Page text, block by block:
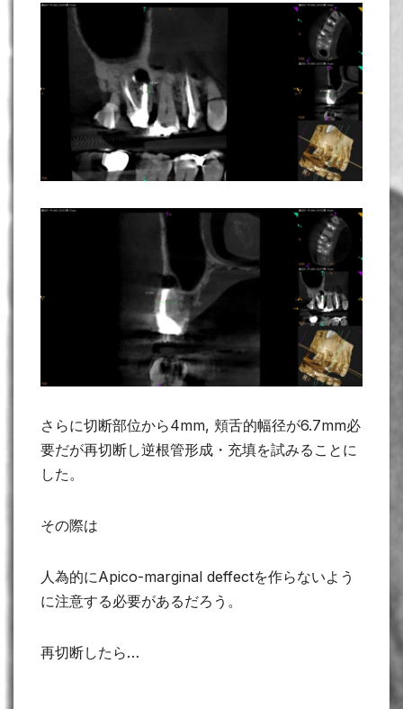
さらに切断部位から4mm, 頬舌的幅径が6.7mm必
要だが再切断し逆根管形成・充填を試みることに
した。
その際は
人為的にApico-marginal deffectを作らないよう
に注意する必要があるだろう。
再切断したら…